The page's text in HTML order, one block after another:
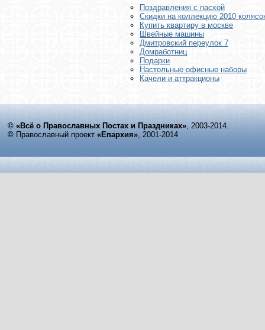
Поздравления с пасхой
Скидки на коллекцию 2010
Купить квартиру в москве
Швейные машины
Дмитровский переулок 7
Домработниц
Подарки
Настольные офисные наборы
Качели и аттракционы
© «Всё о Православных Постах и Праздниках», 2003-2014.
© Православный проект «Епархия», 2001-2014